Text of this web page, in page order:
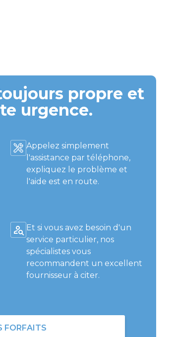
propre et
urgence.
Appelez simplement
l'assistance par téléphone,
expliquez le problème et
l'aide est en route.
Et si vous avez besoin d'un
service particulier, nos
spécialistes vous
recommandent un excellent
fournisseur à citer.
FORFAITS